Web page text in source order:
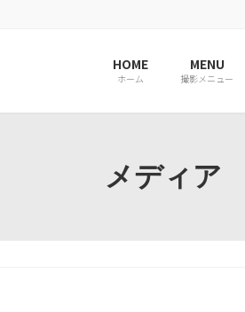
HOME
ホーム
MENU
撮影メニュー
メディア